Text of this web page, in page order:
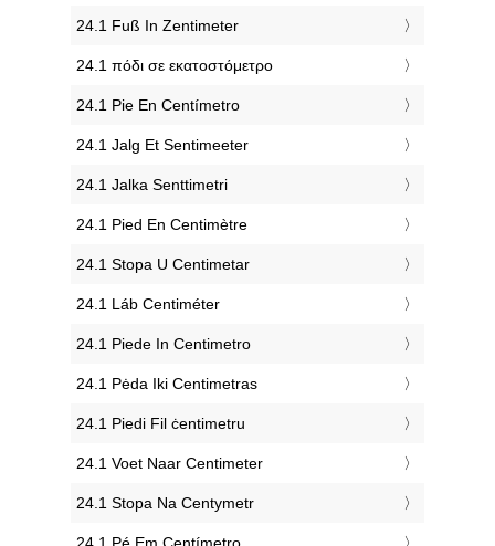
‎24.1 Fuß In Zentimeter
‎24.1 πόδι σε εκατοστόμετρο
‎24.1 Pie En Centímetro
‎24.1 Jalg Et Sentimeeter
‎24.1 Jalka Senttimetri
‎24.1 Pied En Centimètre
‎24.1 Stopa U Centimetar
‎24.1 Láb Centiméter
‎24.1 Piede In Centimetro
‎24.1 Pėda Iki Centimetras
‎24.1 Piedi Fil ċentimetru
‎24.1 Voet Naar Centimeter
‎24.1 Stopa Na Centymetr